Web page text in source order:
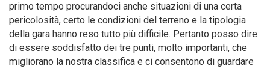
primo tempo procurandoci anche situazioni di una certa
pericolosità, certo le condizioni del terreno e la tipologia
della gara hanno reso tutto più difficile. Pertanto posso dire
di essere soddisfatto dei tre punti, molto importanti, che
migliorano la nostra classifica e ci consentono di guardare